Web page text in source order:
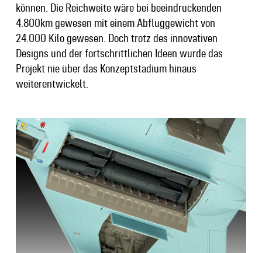
können. Die Reichweite wäre bei beeindruckenden
4.800km gewesen mit einem Abfluggewicht von
24.000 Kilo gewesen. Doch trotz des innovativen
Designs und der fortschrittlichen Ideen wurde das
Projekt nie über das Konzeptstadium hinaus
weiterentwickelt.